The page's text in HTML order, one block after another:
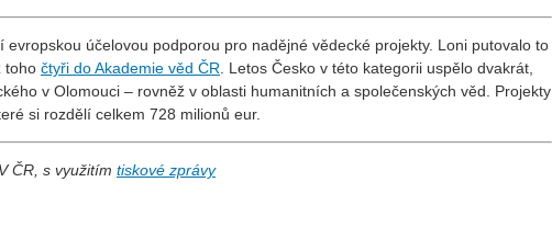
evropskou účelovou podporou pro nadějné vědecké projekty. Loni putovalo to
toho čtyři do Akademie věd ČR. Letos Česko v této kategorii uspělo dvakrát,
v Olomouci – rovněž v oblasti humanitních a společenských věd. Projekty
si rozdělí celkem 728 milionů eur.
ČR, s využitím tiskové zprávy